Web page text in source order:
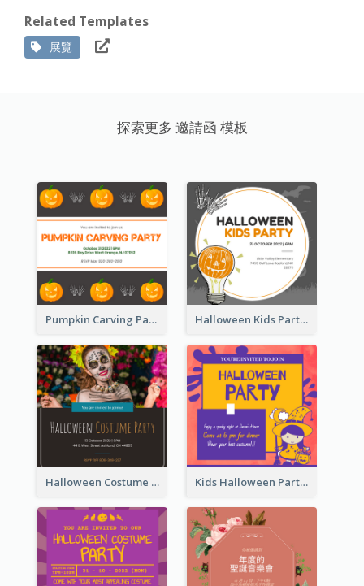
Related Templates
展覽
探索更多 邀請函 模板
Pumpkin Carving Party Invitation Halloween Kids Party Invitation
Halloween Costume Party Invitation Kids Halloween Party Invitation